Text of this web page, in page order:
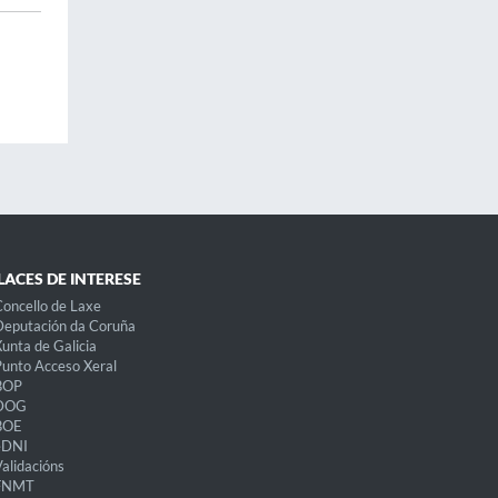
DE INTERESE
de Laxe
da Coruña
de Galicia
Acceso Xeral